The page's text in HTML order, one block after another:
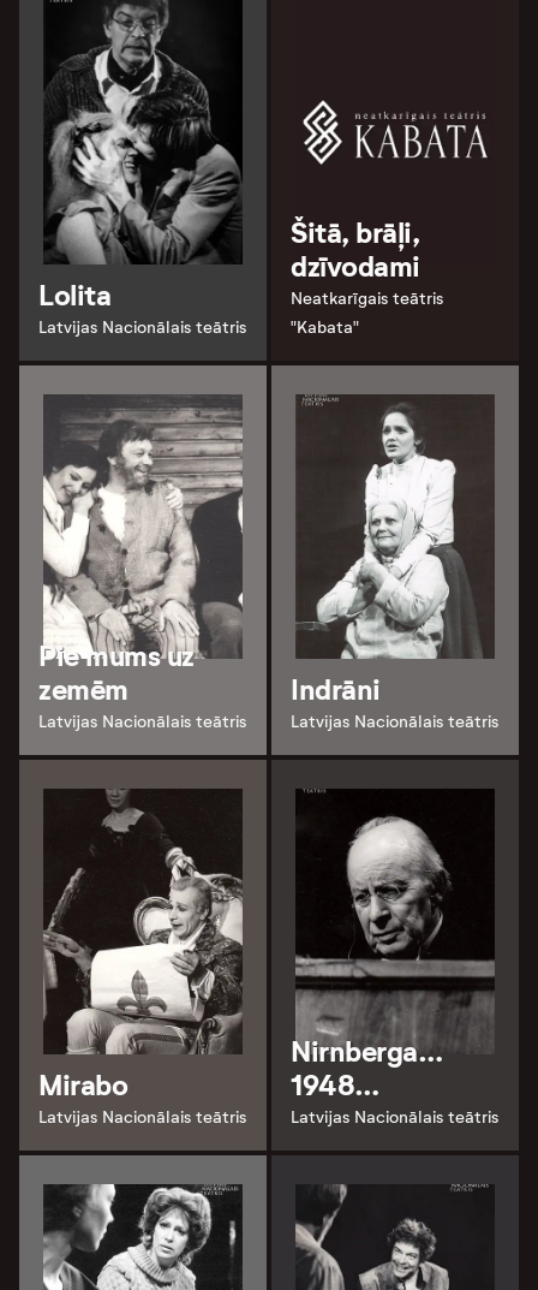
Lolita
Latvijas Nacionālais teātris
Šitā, brāļi,
dzīvodami
Neatkarīgais teātris
"Kabata"
Pie mums uz
zemēm
Latvijas Nacionālais teātris
Indrāni
Latvijas Nacionālais teātris
Mirabo
Latvijas Nacionālais teātris
Nirnberga…
1948…
Latvijas Nacionālais teātris